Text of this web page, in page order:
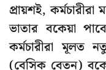
প্রায়শই,
ভাতার বকেয়া
কর্মচারীরা মূলত
(বেসিক বেতন)